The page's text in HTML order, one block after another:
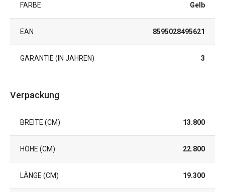
FARBE Gelb
EAN 8595028495621
GARANTIE (IN JAHREN) 3
Verpackung
BREITE (CM) 13.800
HÖHE (CM) 22.800
LÄNGE (CM) 19.300